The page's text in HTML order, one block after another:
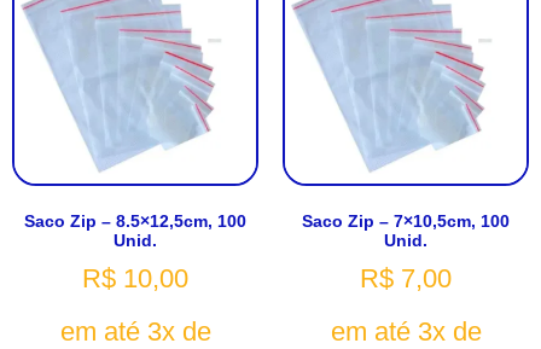
Saco Zip – 8.5×12,5cm, 100
Unid.
R$ 10,00
em até 3x de
Saco Zip – 7×10,5cm, 100
Unid.
R$ 7,00
em até 3x de